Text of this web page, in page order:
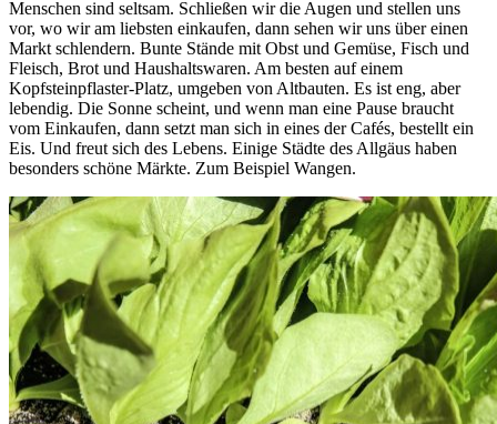
Menschen sind seltsam. Schließen wir die Augen und stellen uns
vor, wo wir am liebsten einkaufen, dann sehen wir uns über einen
Markt schlendern. Bunte Stände mit Obst und Gemüse, Fisch und
Fleisch, Brot und Haushaltswaren. Am besten auf einem
Kopfsteinpflaster-Platz, umgeben von Altbauten. Es ist eng, aber
lebendig. Die Sonne scheint, und wenn man eine Pause braucht
vom Einkaufen, dann setzt man sich in eines der Cafés, bestellt ein
Eis. Und freut sich des Lebens. Einige Städte des Allgäus haben
besonders schöne Märkte. Zum Beispiel Wangen.